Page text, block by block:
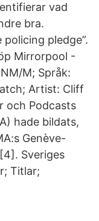
vad
bra.
pledge”.
Mirrorpool -
M; Språk:
Artist: Cliff
och Podcasts
hade bildats,
Genève-
Sveriges
Titlar;